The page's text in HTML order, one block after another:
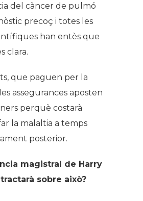
del càncer de pulmó
precoç i totes les
han entès que
clara.
que paguen per la
assegurances aposten
perquè costarà
la malaltia a temps
posterior.
magistral de Harry
sobre això?